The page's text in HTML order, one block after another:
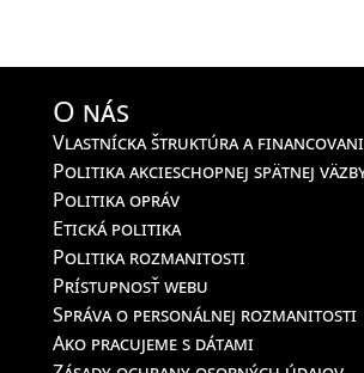
O nás
Vlastnícka štruktúra a
Politika akcieschopnej spätnej
Politika opráv
Etická politika
Politika rozmanitosti
Prístupnosť webu
Správa o personálnej rozmanitosti
Ako pracujeme s dátami